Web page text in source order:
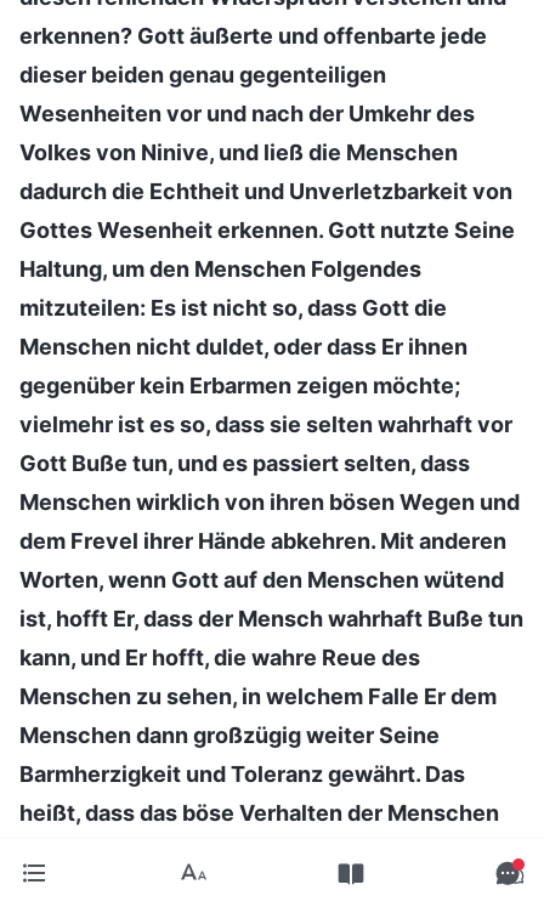
erkennen? Gott äußerte und offenbarte jede
dieser beiden genau gegenteiligen
Wesenheiten vor und nach der Umkehr des
Volkes von Ninive, und ließ die Menschen
dadurch die Echtheit und Unverletzbarkeit von
Gottes Wesenheit erkennen. Gott nutzte Seine
Haltung, um den Menschen Folgendes
mitzuteilen: Es ist nicht so, dass Gott die
Menschen nicht duldet, oder dass Er ihnen
gegenüber kein Erbarmen zeigen möchte;
vielmehr ist es so, dass sie selten wahrhaft vor
Gott Buße tun, und es passiert selten, dass
Menschen wirklich von ihren bösen Wegen und
dem Frevel ihrer Hände abkehren. Mit anderen
Worten, wenn Gott auf den Menschen wütend
ist, hofft Er, dass der Mensch wahrhaft Buße tun
kann, und Er hofft, die wahre Reue des
Menschen zu sehen, in welchem Falle Er dem
Menschen dann großzügig weiter Seine
Barmherzigkeit und Toleranz gewährt. Das
heißt, dass das böse Verhalten der Menschen
Barmherzigkeit und Toleranz denen